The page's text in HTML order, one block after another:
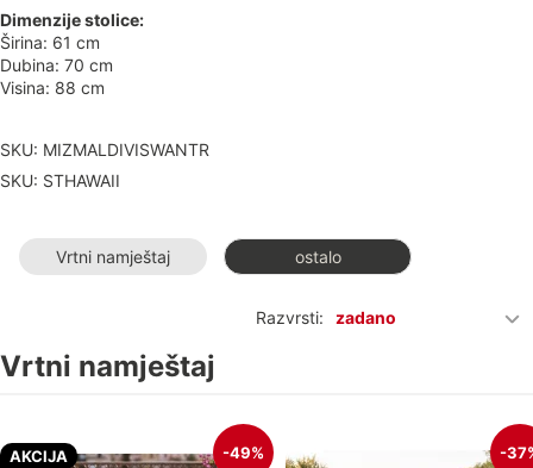
Dimenzije stolice:
Širina: 61 cm
Dubina: 70 cm
Visina: 88 cm
SKU: MIZMALDIVISWANTR
SKU: STHAWAII
Vrtni namještaj ostalo
Razvrsti: zadano
Vrtni namještaj
AKCIJA -49% -